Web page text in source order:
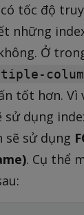
tốc độ
những
Ở
tốt hơn. Vì
sử dụng
sẽ sử dụng
. Cụ thể